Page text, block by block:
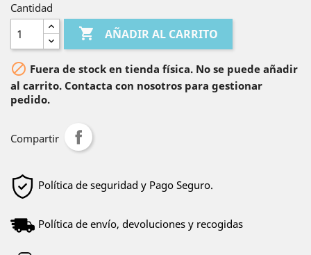
Cantidad
 AÑADIR AL CARRITO
 Fuera de stock en tienda física. No se puede añadir
al carrito. Contacta con nosotros para gestionar
pedido.
Compartir
Política de seguridad y Pago Seguro.
Política de envío, devoluciones y recogidas